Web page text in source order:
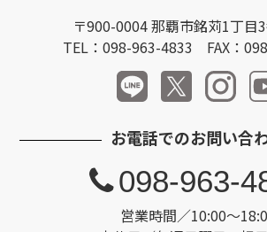
〒900-0004 那覇市銘苅1丁目
TEL：098-963-4833 FAX：
お電話でのお問い合
営業時間／10:00～
098-963-